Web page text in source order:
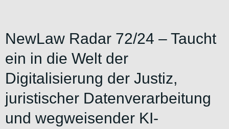
NewLaw Radar 72/24 – Taucht
ein in die Welt der
Digitalisierung der Justiz,
juristischer Datenverarbeitung
und wegweisender KI-